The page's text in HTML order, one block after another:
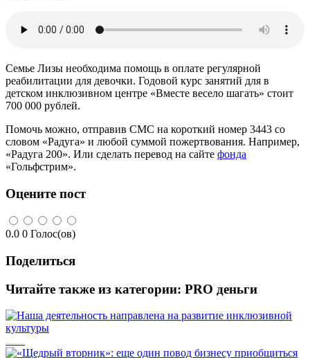
Семье Лизы необходима помощь в оплате регулярной
реабилитации для девочки. Годовой курс занятий для в
детском инклюзивном центре «Вместе весело шагать» стоит
700 000 рублей.
Помочь можно, отправив СМС на короткий номер 3443 со
словом «Радуга» и любой суммой пожертвования. Например,
«Радуга 200». Или сделать перевод на сайте фонда
«Гольфстрим».
Оцените пост
0.0 0 Голос(ов)
Поделиться
Читайте также из категории: PRO деньги